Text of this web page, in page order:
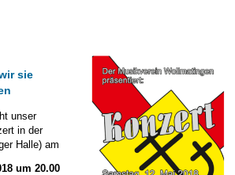
sie
unser
in der
Halle) am
um 20.00